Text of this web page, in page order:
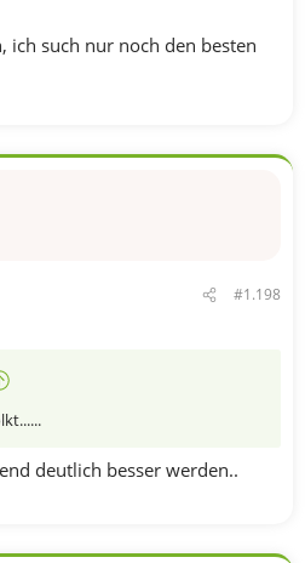
ich such nur noch den besten
#1.198
deutlich besser werden..